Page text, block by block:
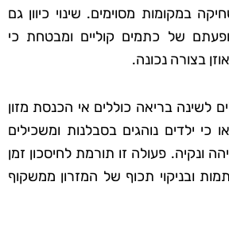
במקומות מסוימים. שינוי כיוון גם
של כתמים קוליים ומבטחת כי
בצורה נכונה.
לשינה בריאה כוללים אי הכנסת מזון
כי ילדים נוהגים בסבלנות ומשכילים
ונקיה. פעולה זו תורמת לחיסכון זמן
ובניקוי תכוף של המזרון ממשקוף